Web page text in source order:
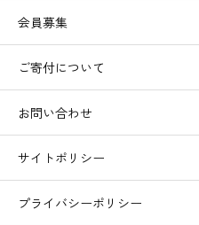
会員募集
ご寄付について
お問い合わせ
サイトポリシー
プライバシーポリシー